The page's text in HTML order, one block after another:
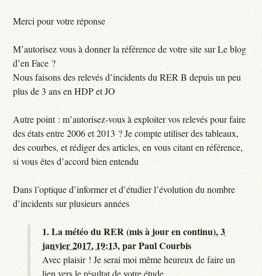
Merci pour votre réponse
M’autorisez vous à donner la référence de votre site sur Le blog
d’en Face ?
Nous faisons des relevés d’incidents du RER B depuis un peu
plus de 3 ans en HDP et JO
Autre point : m’autorisez-vous à exploiter vos relevés pour faire
des états entre 2006 et 2013 ? Je compte utiliser des tableaux,
des courbes, et rédiger des articles, en vous citant en référence,
si vous êtes d’accord bien entendu
Dans l’optique d’informer et d’étudier l’évolution du nombre
d’incidents sur plusieurs années
1.La météo du RER (mis à jour en continu),3
janvier 2017, 19:13,parPaul Courbis
Avec plaisir ! Je serai moi même heureux de faire un
lien vers le résultat de votre étude...